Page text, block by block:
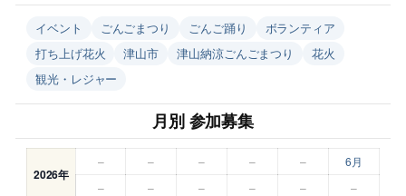
イベント ごんごまつり ごんご踊り
ボランティア
打ち上げ花火
津山市 津山納涼ごんごまつり
花火
観光・レジャー
月別 参加募集
2026年
– – – – –
6月
–
– – – – –